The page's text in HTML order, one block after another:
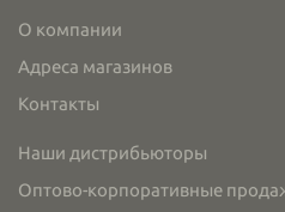
О компании
Адреса магазинов
Контакты
Наши дистрибьюторы
Оптово-корпоративные